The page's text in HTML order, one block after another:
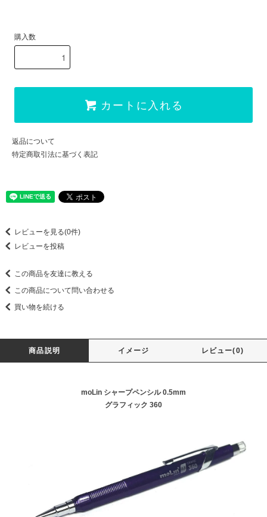
購入数
カートに入れる
返品について
特定商取引法に基づく表記
レビューを見る(0件)
レビューを投稿
この商品を友達に教える
この商品について問い合わせる
買い物を続ける
商品説明 イメージ レビュー(0)
moLin シャープペンシル 0.5mm
グラフィック 360